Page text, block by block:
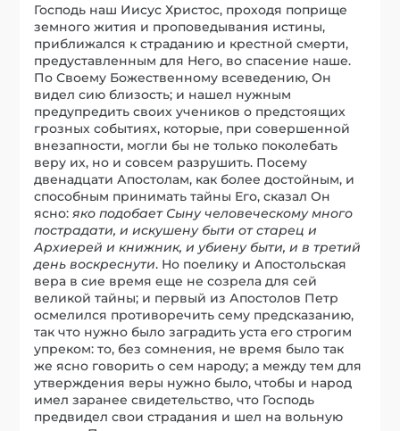
Господь наш Иисус Христос, проходя поприще
земного жития и проповедывания истины,
приближался к страданию и крестной смерти,
предуставленным для Него, во спасение наше.
По Своему Божественному всеведению, Он
видел сию близость; и нашел нужным
предупредить своих учеников о предстоящих
грозных событиях, которые, при совершенной
внезапности, могли бы не только поколебать
веру их, но и совсем разрушить. Посему
двенадцати Апостолам, как более достойным, и
способным принимать тайны Его, сказал Он
ясно:яко подобает Сыну человеческому много
пострадати, и искушену быти от старец и
Архиерей и книжник, и убиену быти, и в третий
день воскреснути. Но поелику и Апостольская
вера в сие время еще не созрела для сей
великой тайны; и первый из Апостолов Петр
осмелился противоречить сему предсказанию,
так что нужно было заградить уста его строгим
упреком: то, без сомнения, не время было так
же ясно говорить о сем народу; а между тем для
утверждения веры нужно было, чтобы и народ
имел заранее свидетельство, что Господь
предвидел свои страдания и шел на вольную